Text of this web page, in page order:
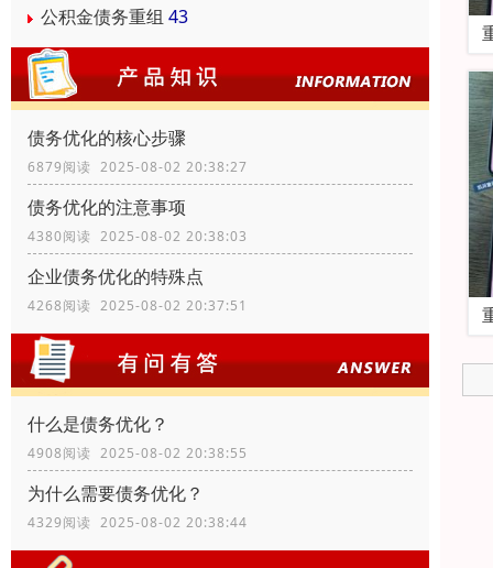
公积金债务重组 43
债务优化的核心步骤
6879阅读 2025-08-02 20:38:27
债务优化的注意事项
4380阅读 2025-08-02 20:38:03
企业债务优化的特殊点
4268阅读 2025-08-02 20:37:51
什么是债务优化？
4908阅读 2025-08-02 20:38:55
为什么需要债务优化？
4329阅读 2025-08-02 20:38:44